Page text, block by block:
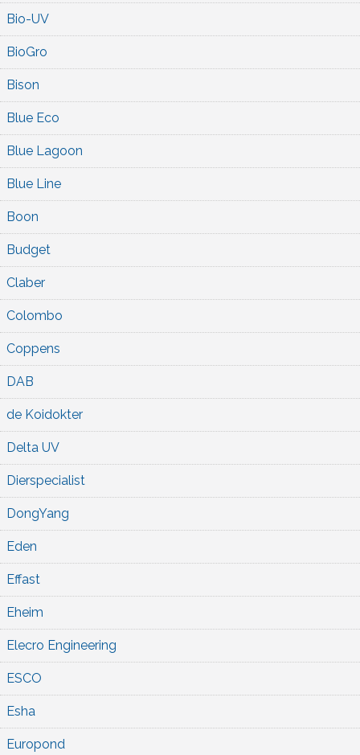
Bio-UV
BioGro
Bison
Blue Eco
Blue Lagoon
Blue Line
Boon
Budget
Claber
Colombo
Coppens
DAB
de Koidokter
Delta UV
Dierspecialist
DongYang
Eden
Effast
Eheim
Elecro Engineering
ESCO
Esha
Europond